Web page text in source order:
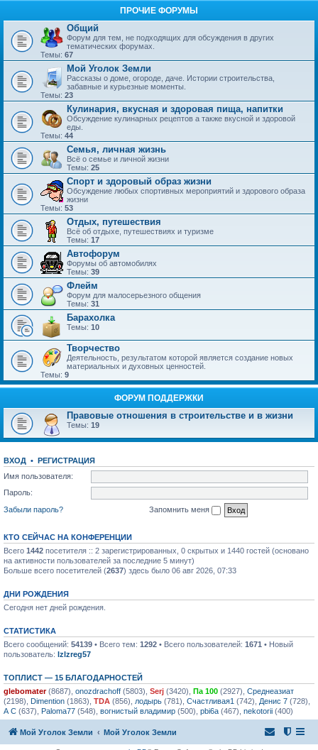
ПРОЧИЕ ФОРУМЫ
Общий
Форум для тем, не подходящих для обсуждения в других
тематических форумах.
Темы: 67
Мой Уголок Земли
Рассказы о доме, огороде, даче. Истории строительства,
забавные и курьезные моменты.
Темы: 23
Кулинария, вкусная и здоровая пища, напитки
Обсуждение кулинарных рецептов а также вкусной и здоровой
еды.
Темы: 44
Семья, личная жизнь
Всё о семье и личной жизни
Темы: 25
Спорт и здоровый образ жизни
Обсуждение любых спортивных мероприятий и здорового образа
жизни
Темы: 53
Отдых, путешествия
Всё об отдыхе, путешествиях и туризме
Темы: 17
Автофорум
Форумы об автомобилях
Темы: 39
Флейм
Форум для малосерьезного общения
Темы: 31
Барахолка
Темы: 10
Творчество
Деятельность, результатом которой является создание новых
материальных и духовных ценностей.
Темы: 9
ФОРУМ ПОДДЕРЖКИ
Правовые отношения в строительстве и в жизни
Темы: 19
ВХОД • РЕГИСТРАЦИЯ
Имя пользователя:
Пароль:
Забыли пароль?
Запомнить меня
КТО СЕЙЧАС НА КОНФЕРЕНЦИИ
Всего 1442 посетителя :: 2 зарегистрированных, 0 скрытых и 1440 гостей (основано
на активности пользователей за последние 5 минут)
Больше всего посетителей (2637) здесь было 06 авг 2026, 07:33
ДНИ РОЖДЕНИЯ
Сегодня нет дней рождения.
СТАТИСТИКА
Всего сообщений: 54139 • Всего тем: 1292 • Всего пользователей: 1671 • Новый
пользователь: lzlzreg57
ТОПЛИСТ — 15 БЛАГОДАРНОСТЕЙ
glebomater(8687), onozdrachoff (5803), Serj (3420), Па 100 (2927), Среднеазиат
(2198), Dimention (1863), TDA (856), лодырь (781), Счастливая1 (742), Денис 7 (728),
А С (637), Paloma77 (548), вогнистый владимир (500), pbi6a (467), nekotorii (400)
Мой Уголок Земли Мой Уголок Земли